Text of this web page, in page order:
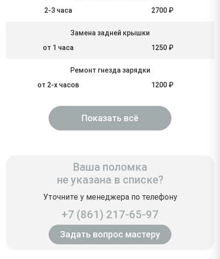
2-3 часа
2700 ₽
Замена задней крышки
от 1 часа
1250 ₽
Ремонт гнезда зарядки
от 2-х часов
1200 ₽
Показать всё
Ваша поломка
не указана в списке?
Уточните у менеджера по телефону
+7 (861) 217-65-97
Задать вопрос мастеру